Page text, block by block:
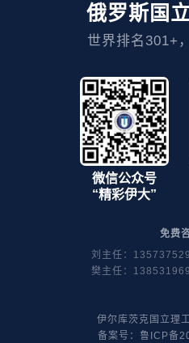
俄罗斯国
世界排名301+
微信公众号
“精彩伊大”
免费
刘主任：
樊主任：
伊尔库茨克国立理
备案号：
鲁ICP备